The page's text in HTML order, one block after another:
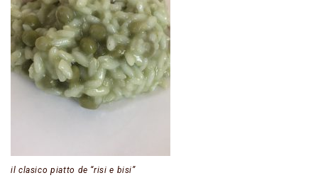
il clasico piatto de “risi e bisi”